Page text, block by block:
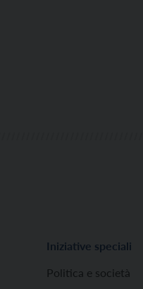
Iniziative speciali
Politica e società